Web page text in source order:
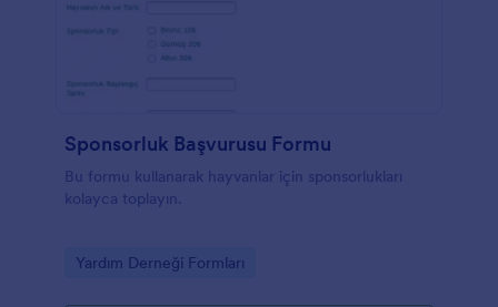
Sponsorluk Başvurusu Formu
Bu formu kullanarak hayvanlar için sponsorlukları
kolayca toplayın.
Go to Category:
Yardım Derneği Formları